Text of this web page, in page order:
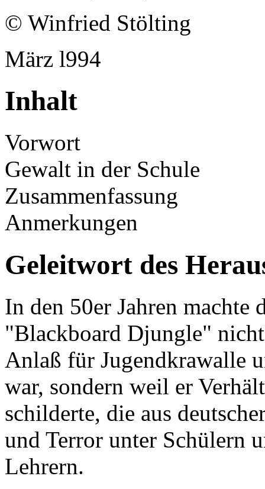
© Winfried Stölting
März l994
Inhalt
Vorwort
Gewalt in der Schule
Zusammenfassung
Anmerkungen
Geleitwort des
In den 50er Jahren machte
"Blackboard Djungle"
Anlaß für Jugendkrawalle
war, sondern weil er
schilderte, die aus
und Terror unter Schülern
Lehrern.